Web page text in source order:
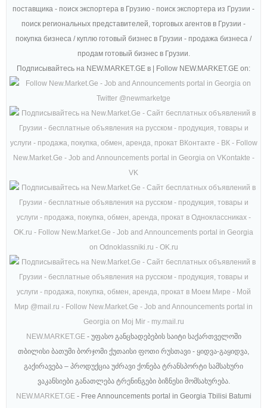
поставщика - поиск экспортера в Грузию - поиск экспортера из Грузии -
поиск региональных представителей, торговых агентов в Грузии -
покупка бизнеса / куплю готовый бизнес в Грузии - продажа бизнеса /
продам готовый бизнес в Грузии.
Подписывайтесь на NEW.MARKET.GE в | Follow NEW.MARKET.GE on:
NEW.MARKET.GE- უფასო განცხადებების საიტი საქართველოში
თბილისი ბათუმი ბორჯომი ქუთაისი ფოთი რუსთავი - ყიდვა-გაყიდვა,
გაქირავება – პროდუქცია უძრავი ქონება ტრანსპორტი სამსახური
ვაკანსიები განათლება ტრენინგები ბიზნესი მომსახურება.
NEW.MARKET.GE- Free Announcements portal in Georgia Tbilisi Batumi